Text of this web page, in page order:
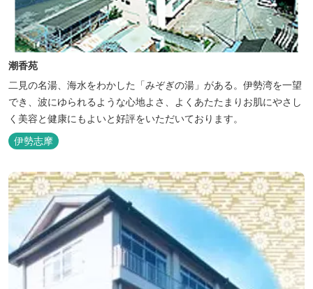
潮香苑
二見の名湯、海水をわかした「みぞぎの湯」がある。伊勢湾を一望
でき、波にゆられるような心地よさ、よくあたたまりお肌にやさし
く美容と健康にもよいと好評をいただいております。
伊勢志摩